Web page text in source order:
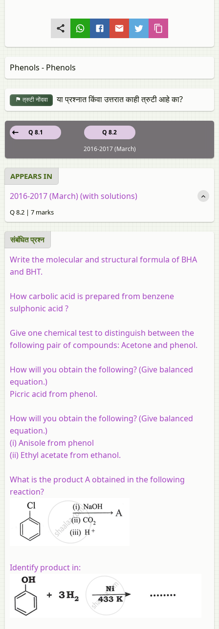
Phenols - Phenols
त्रुटी नोंदवा या प्रश्नात किंवा उत्तरात काही त्रुटी आहे का?
Q 8.2
Q 8.1
2016-2017 (March)
APPEARS IN
2016-2017 (March) (with solutions)
Q 8.2 | 7 marks
संबंधित प्रश्‍न
Write the molecular and structural formula of BHA
and BHT.
How carbolic acid is prepared from benzene
sulphonic acid ?
Give one chemical test to distinguish between the
following pair of compounds: Acetone and phenol.
How will you obtain the following? (Give balanced
equation.)
Picric acid from phenol.
How will you obtain the following? (Give balanced
equation.)
(i) Anisole from phenol
(ii) Ethyl acetate from ethanol.
What is the product A obtained in the following
reaction?
Identify product in: